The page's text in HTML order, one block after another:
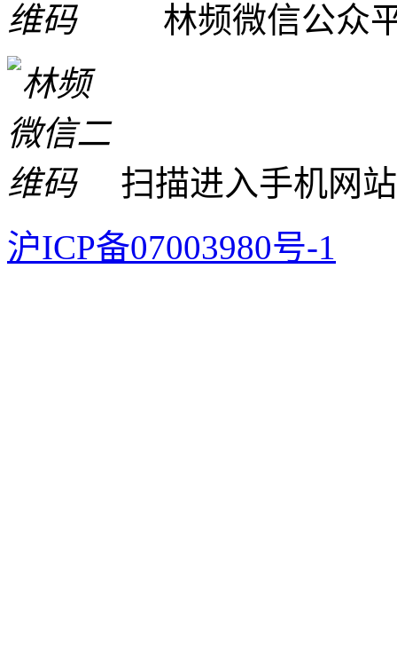
林频微信公众
扫描进入手机网
沪ICP备07003980号-1